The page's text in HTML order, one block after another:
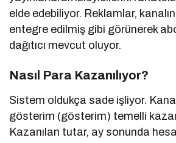
elde edebiliyor. Reklamlar,
entegre edilmiş gibi görünerek
dağıtıcı mevcut oluyor.
Nasıl Para Kazanılıyor?
Sistem oldukça sade işliyor.
gösterim (gösterim) temelli
Kazanılan tutar, ay sonunda